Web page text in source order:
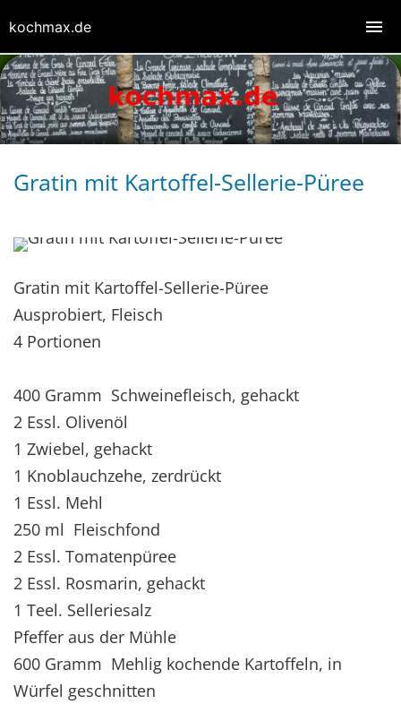
Gratin mit Kartoffel-Sellerie-Püree
Gratin mit Kartoffel-Sellerie-Püree
Ausprobiert, Fleisch
4 Portionen
400 Gramm Schweinefleisch, gehackt
2 Essl. Olivenöl
1 Zwiebel, gehackt
1 Knoblauchzehe, zerdrückt
1 Essl. Mehl
250 ml Fleischfond
2 Essl. Tomatenpüree
2 Essl. Rosmarin, gehackt
1 Teel. Selleriesalz
Pfeffer aus der Mühle
600 Gramm Mehlig kochende Kartoffeln, in
Würfel geschnitten
kochmax.de